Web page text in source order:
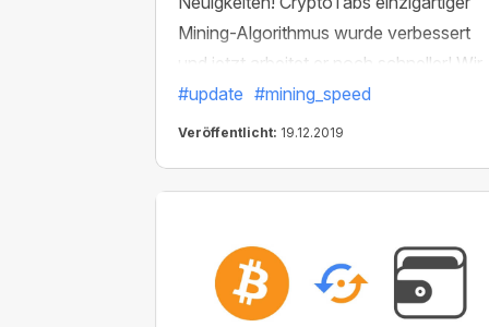
Mining-Algorithmus wurde verbessert
und jetzt arbeitet er noch schneller! Wir
haben die Ressourcennutzung optimiert
und das Mining wird sich jetzt viel
auswirken.
#update #mining_speed
Veröffentlicht: 19.12.2019